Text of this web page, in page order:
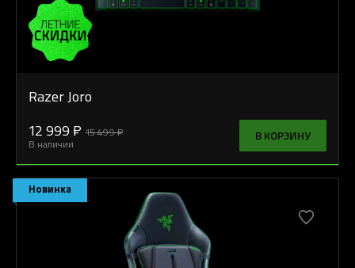
Razer Joro
12 999 ₽ 15 499 ₽
В наличии
В КОРЗИНУ
Новинка